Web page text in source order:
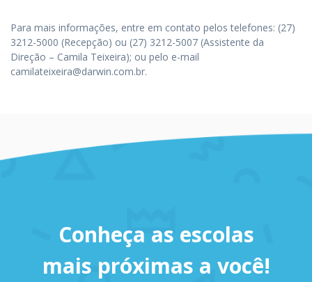
Para mais informações, entre em contato pelos telefones: (27)
3212-5000 (Recepção) ou (27) 3212-5007 (Assistente da
Direção – Camila Teixeira); ou pelo e-mail
camilateixeira@darwin.com.br.
Conheça as escolas
mais próximas a você!